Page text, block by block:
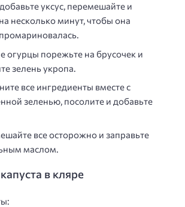
уксус, перемешайте и
несколько минут, чтобы она
огурцы порежьте на брусочек и
зелень укропа.
все ингредиенты вместе с
зеленью, посолите и добавьте
все осторожно и заправьте
маслом.
в кляре